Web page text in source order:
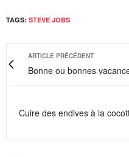
TAGS: STEVE JOBS
ARTICLE PRÉCÉDENT
Bonne ou bonnes
Cuire des endives à la